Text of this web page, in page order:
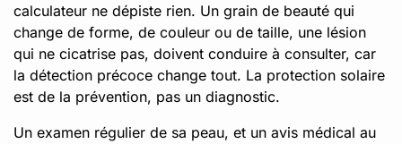
calculateur ne dépiste rien. Un grain de beauté qui
change de forme, de couleur ou de taille, une lésion
qui ne cicatrise pas, doivent conduire à consulter, car
la détection précoce change tout. La protection solaire
est de la prévention, pas un diagnostic.
Un examen régulier de sa peau, et un avis médical au